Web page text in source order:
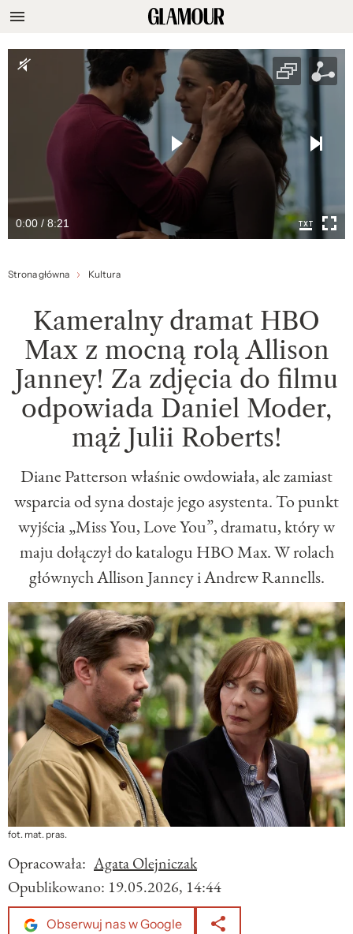
0:00 / 8:21
Strona główna Kultura
Kameralny dramat HBO
Max z mocną rolą Allison
Janney! Za zdjęcia do filmu
odpowiada Daniel Moder,
mąż Julii Roberts!
Diane Patterson właśnie owdowiała, ale zamiast
wsparcia od syna dostaje jego asystenta. To punkt
wyjścia „Miss You, Love You”, dramatu, który w
maju dołączył do katalogu HBO Max. W rolach
głównych Allison Janney i Andrew Rannells.
fot. mat. pras.
Opracowała: Agata Olejniczak
Opublikowano: 19.05.2026, 14:44
Obserwuj nas w Google